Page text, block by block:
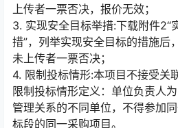
上传者一票否决，报价无效；
3. 实现安全目标举措:下载附件2“
措”，列举实现安全目标的措施后
未上传者一票否决；
4. 限制投标情形:本项目不接受关
限制投标情形定义：单位负责人
管理关系的不同单位，不得参加
标段的同一采购项目。